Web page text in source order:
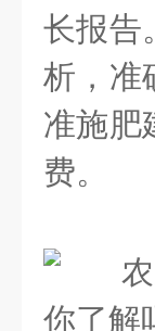
长报告
析，准
准施肥
费。